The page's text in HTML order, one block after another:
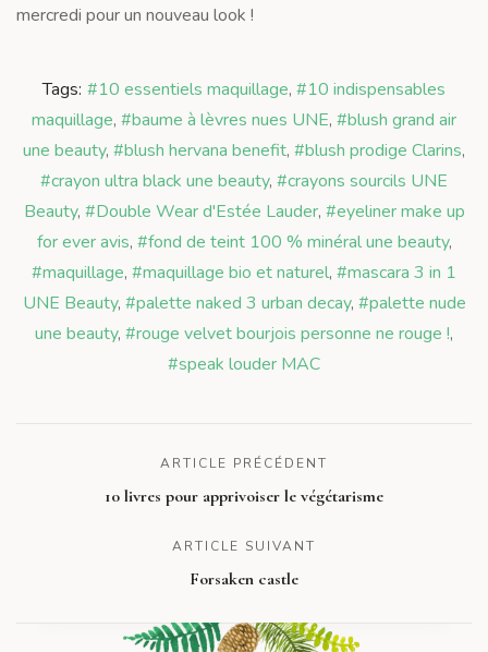
mercredi pour un nouveau look !
Tags: #10 essentiels maquillage, #10 indispensables
maquillage, #baume à lèvres nues UNE, #blush grand air
une beauty, #blush hervana benefit, #blush prodige Clarins,
#crayon ultra black une beauty, #crayons sourcils UNE
Beauty, #Double Wear d'Estée Lauder, #eyeliner make up
for ever avis, #fond de teint 100 % minéral une beauty,
#maquillage, #maquillage bio et naturel, #mascara 3 in 1
UNE Beauty, #palette naked 3 urban decay, #palette nude
une beauty, #rouge velvet bourjois personne ne rouge !,
#speak louder MAC
ARTICLE PRÉCÉDENT
10 livres pour apprivoiser le végétarisme
ARTICLE SUIVANT
Forsaken castle